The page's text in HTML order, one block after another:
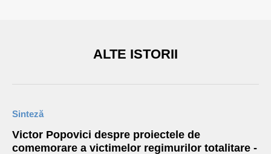
ALTE ISTORII
Sinteză
Victor Popovici despre proiectele de
comemorare a victimelor regimurilor totalitare -